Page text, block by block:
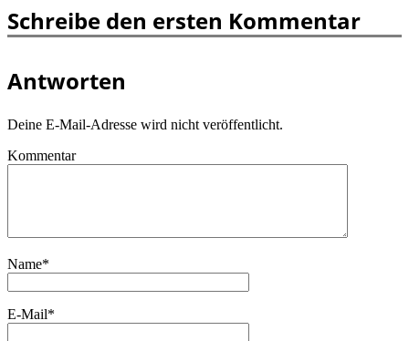
Schreibe den ersten Kommentar
Antworten
Deine E-Mail-Adresse wird nicht veröffentlicht.
Kommentar
Name*
E-Mail*